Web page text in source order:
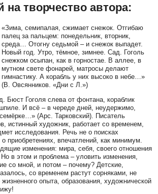
на творчество автора:
«Зима, семипалая, сжимает снежок. Отгибаю
палец за пальцем: понедельник, вторник,
среда… Отогну седьмой – и снежок выпадет.
Новый год. Утро, тёмное, зимнее. Сад. Гоголь
снежком осыпан, как в горностае. В аллее, в
мутном свете фонарей, матросы делают
гимнастику. А корабль у них высоко в небе…»
(В. Овсянников. «Дни с Л.»)
Бюст Гоголя слева от фонтана, кораблик
И всё – в череде дней, неудержимо,
(Арс. Тарковский). Писатель
истинный художник, работает со временем,
исследования. Речь не о поисках
о приобретениях, впечатлений, как минимум.
изменения: мира, себя, своего отношения
в этом и проблема – уловить изменения,
со мной, и потом – почему? Детские,
со временем растут сорняками, не
опыта, образования, художнической